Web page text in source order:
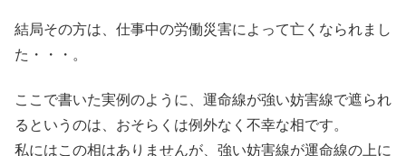
結局その方は、仕事中の労働災害によって亡くなられまし
た・・・。
ここで書いた実例のように、運命線が強い妨害線で遮られ
るというのは、おそらくは例外なく不幸な相です。
私にはこの相はありませんが、強い妨害線が運命線の上に